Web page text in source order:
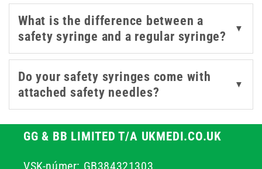
Trusted brands like Sol-Care lead the way with intuitive,
single-handed activation systems that make disposal
safer and more efficient. These syringes are especially
valuable in high-turnover environments such as
hospitals, vaccination clinics, and emergency care
settings, where speed, sterility, and protection are non-
What is the difference between a
safety syringe and a regular syringe?
▼
Do your safety syringes come with
attached safety needles?
▼
GG & BB LIMITED T/A UKMEDI.CO.UK
VSK-númer: GB384321303